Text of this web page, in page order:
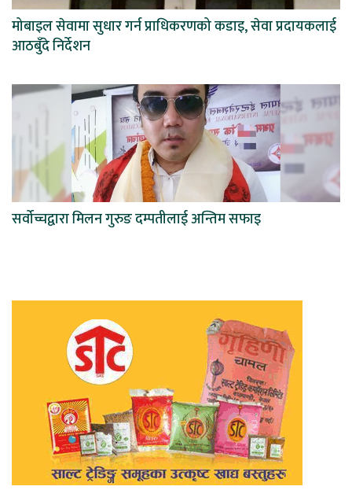
मोबाइल सेवामा सुधार गर्न प्राधिकरणको कडाइ, सेवा प्रदायकलाई
आठबुँदे निर्देशन
सर्वोच्चद्वारा मिलन गुरुङ दम्पतीलाई अन्तिम सफाइ